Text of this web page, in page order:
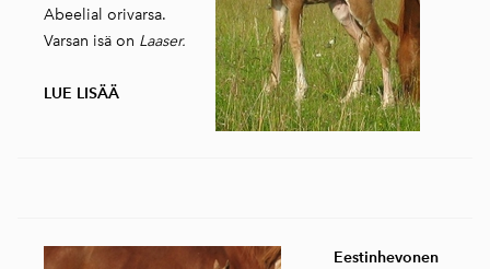
Abeelial orivarsa.
Varsan isä on Laaser.
LUE LISÄÄ
Eestinhevonen